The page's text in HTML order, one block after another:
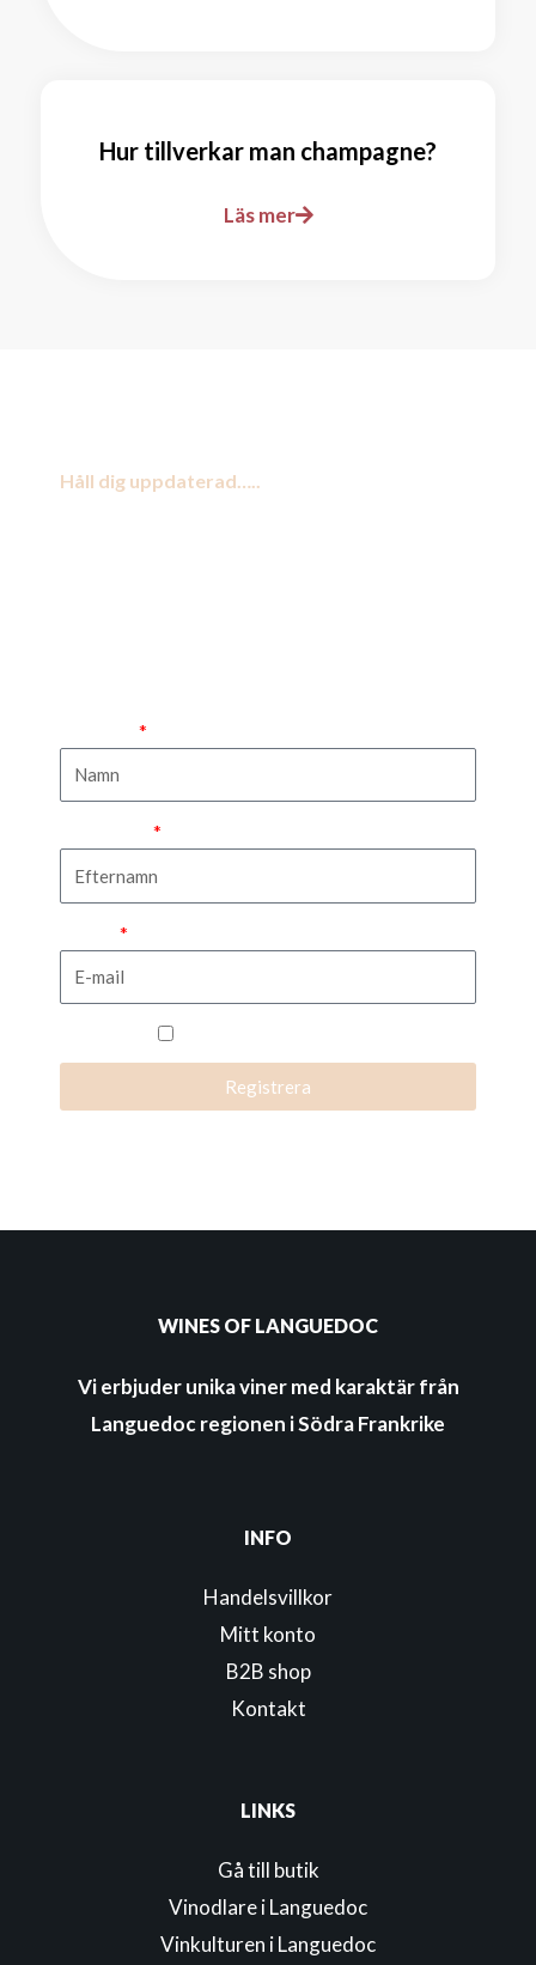
Hur tillverkar man champagne?
Läs mer
Håll dig uppdaterad…..
Registrera
WINES OF LANGUEDOC
Vi erbjuder unika viner med karaktär från
Languedoc regionen i Södra Frankrike
INFO
Handelsvillkor
Mitt konto
B2B shop
Kontakt
LINKS
Gå till butik
Vinodlare i Languedoc
Vinkulturen i Languedoc